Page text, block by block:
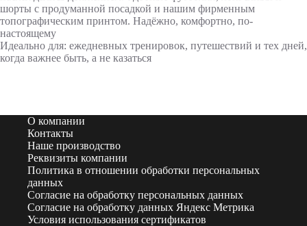
шорты с продуманной посадкой и нашим фирменным
топографическим принтом. Надёжно, комфортно, по-
настоящему
Идеально для: ежедневных тренировок, путешествий и тех дней,
когда важнее быть, а не казаться
О компании
Контакты
Наше производство
Реквизиты компании
Политика в отношении обработки персональных
данных
Согласие на обработку персональных данных
Согласие на обработку данных Яндекс Метрика
Условия использования сертификатов